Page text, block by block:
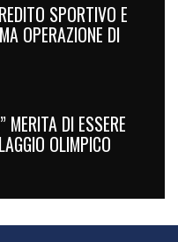
SPORTIVO E
OPERAZIONE DI
MERITA DI ESSERE
OLIMPICO